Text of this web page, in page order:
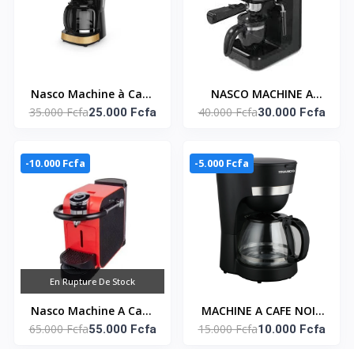
Nasco Machine à Café
- 1.5 Litre -
900W - Noir
35.000 Fcfa25.000 Fcfa
NASCO MACHINE A
CAFE NOIR 0.24 L -
40.000 Fcfa30.000 Fcfa
-10.000 Fcfa
En Rupture De Stock
Nasco Machine A Cafe
Nespresso -Cm7001-Gs
65.000 Fcfa55.000 Fcfa
-5.000 Fcfa
MACHINE A CAFE NOIR
- 750W - CM9105I-CB
15.000 Fcfa10.000 Fcfa